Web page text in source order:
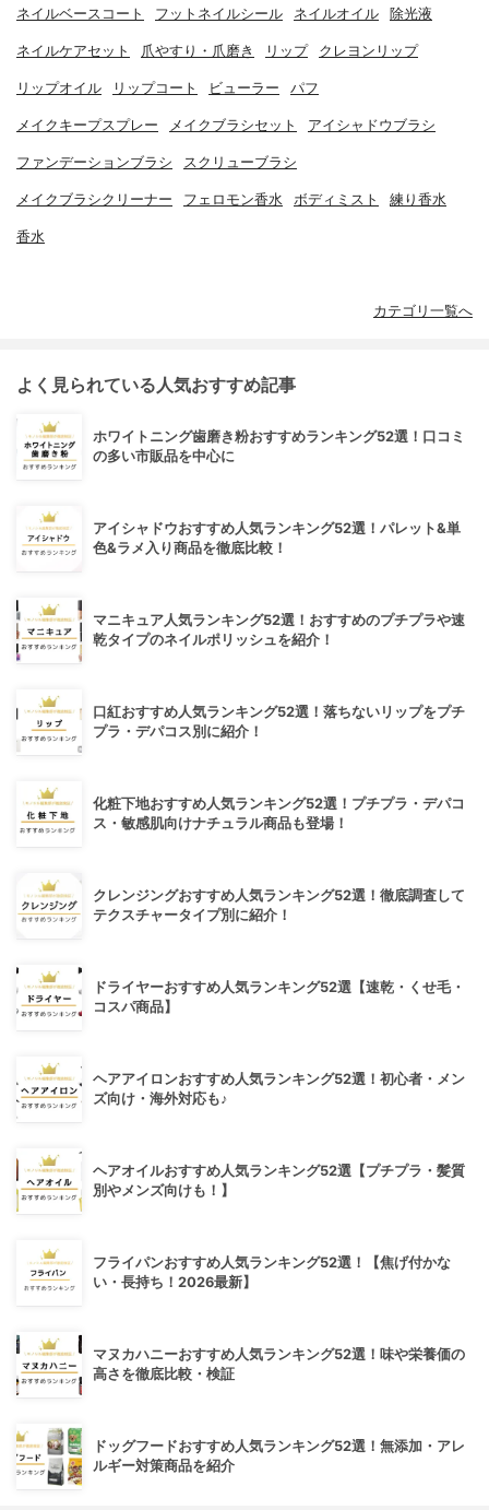
ネイルベースコート フットネイルシール ネイルオイル 除光液
ネイルケアセット 爪やすり・爪磨き リップ クレヨンリップ
リップオイル リップコート ビューラー パフ
メイクキープスプレー メイクブラシセット アイシャドウブラシ
ファンデーションブラシ スクリューブラシ
メイクブラシクリーナー フェロモン香水 ボディミスト 練り香水
香水
カテゴリ一覧へ
よく見られている人気おすすめ記事
ホワイトニング歯磨き粉おすすめランキング52選！口コミ
の多い市販品を中心に
アイシャドウおすすめ人気ランキング52選！パレット&単
色&ラメ入り商品を徹底比較！
マニキュア人気ランキング52選！おすすめのプチプラや速
乾タイプのネイルポリッシュを紹介！
口紅おすすめ人気ランキング52選！落ちないリップをプチ
プラ・デパコス別に紹介！
化粧下地おすすめ人気ランキング52選！プチプラ・デパコ
ス・敏感肌向けナチュラル商品も登場！
クレンジングおすすめ人気ランキング52選！徹底調査して
テクスチャータイプ別に紹介！
ドライヤーおすすめ人気ランキング52選【速乾・くせ毛・
コスパ商品】
ヘアアイロンおすすめ人気ランキング52選！初心者・メン
ズ向け・海外対応も♪
ヘアオイルおすすめ人気ランキング52選【プチプラ・髪質
別やメンズ向けも！】
フライパンおすすめ人気ランキング52選！【焦げ付かな
い・長持ち！2026最新】
マヌカハニーおすすめ人気ランキング52選！味や栄養価の
高さを徹底比較・検証
ドッグフードおすすめ人気ランキング52選！無添加・アレ
ルギー対策商品を紹介